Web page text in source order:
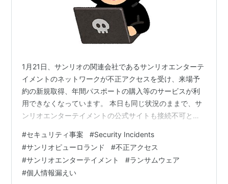
1月21日、サンリオの関連会社であるサンリオエンターテ
イメントのネットワークが不正アクセスを受け、来場予
約の新規取得、年間パスポートの購入等のサービスが利
用できなくなっています。 本日も同じ状況のままで、サ
ンリオエンターテイメントの公式サイトも接続不可とな
で、個人情報漏えいの可能性も確認中とのことです。確
認してみたところ、ピューロランドのサイトは正常にア
クセスできますが、来場予約やパスポート購入のプログ
ラムが呼び出せなくなっている状態です。今夜になっ
#セキュリティ事案 #Security Incidents
#サンリオピューロランド #不正アクセス
#サンリオエンターテイメント #ランサムウェア
#個人情報漏えい